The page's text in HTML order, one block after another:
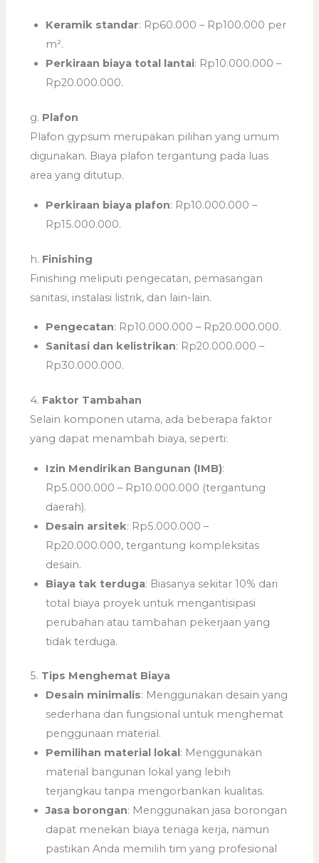
Keramik standar: Rp60.000 – Rp100.000 per
m².
Perkiraan biaya total lantai: Rp10.000.000 –
Rp20.000.000.
g. Plafon
Plafon gypsum merupakan pilihan yang umum
digunakan. Biaya plafon tergantung pada luas
area yang ditutup.
Perkiraan biaya plafon: Rp10.000.000 –
Rp15.000.000.
h. Finishing
Finishing meliputi pengecatan, pemasangan
sanitasi, instalasi listrik, dan lain-lain.
Pengecatan: Rp10.000.000 – Rp20.000.000.
Sanitasi dan kelistrikan: Rp20.000.000 –
Rp30.000.000.
4. Faktor Tambahan
Selain komponen utama, ada beberapa faktor
yang dapat menambah biaya, seperti:
Izin Mendirikan Bangunan (IMB):
Rp5.000.000 – Rp10.000.000 (tergantung
daerah).
Desain arsitek: Rp5.000.000 –
Rp20.000.000, tergantung kompleksitas
desain.
Biaya tak terduga: Biasanya sekitar 10% dari
total biaya proyek untuk mengantisipasi
perubahan atau tambahan pekerjaan yang
tidak terduga.
5. Tips Menghemat Biaya
Desain minimalis: Menggunakan desain yang
sederhana dan fungsional untuk menghemat
penggunaan material.
Pemilihan material lokal : Menggunakan
material bangunan lokal yang lebih
terjangkau tanpa mengorbankan kualitas.
Jasa borongan: Menggunakan jasa borongan
dapat menekan biaya tenaga kerja, namun
pastikan Anda memilih tim yang profesional